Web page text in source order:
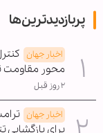
پربازدیدترین‌ها
اخبار جهان
محور مقاومت
۲ روز قبل
اخبار جهان
برای